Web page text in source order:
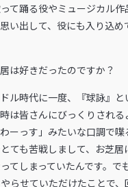
て踊る役やミュージカル
い出して、役にも入り込め
居は好きだったのですか？
ル時代に一度、『球詠』と
は皆さんにびっくりされ
ーっす」みたいな口調で
ても苦戦しまして、お芝
てしまっていたんです。で
らせていただけたことで、